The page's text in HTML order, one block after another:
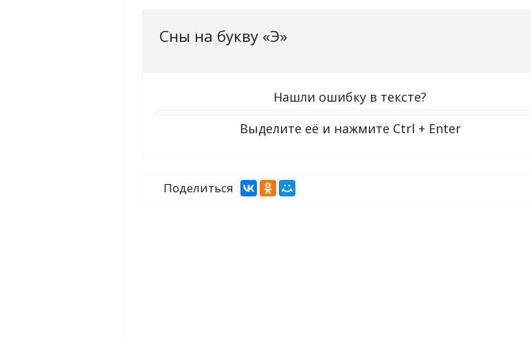
Сны на букву «Э‎»‎
Нашли ошибку в тексте?
Выделите её и нажмите Ctrl + Enter
Поделиться